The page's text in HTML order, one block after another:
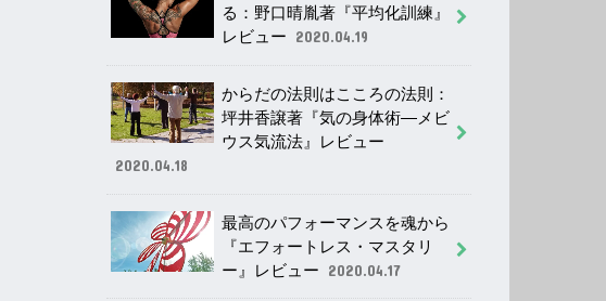
る：野口晴胤著『平均化訓練』
レビュー
2020.04.19
からだの法則はこころの法則：
坪井香譲著『気の身体術―メビ
ウス気流法』レビュー
2020.04.18
最高のパフォーマンスを魂から
『エフォートレス・マスタリ
ー』レビュー
2020.04.17